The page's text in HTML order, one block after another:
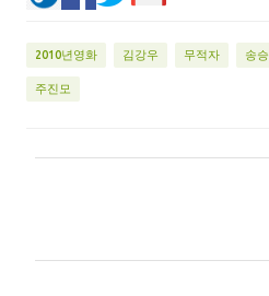
2010년영화 김강우 무적자 송
주진모